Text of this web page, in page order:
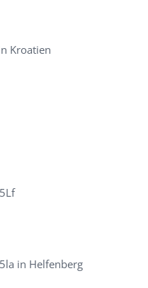
Kroatien
in Helfenberg